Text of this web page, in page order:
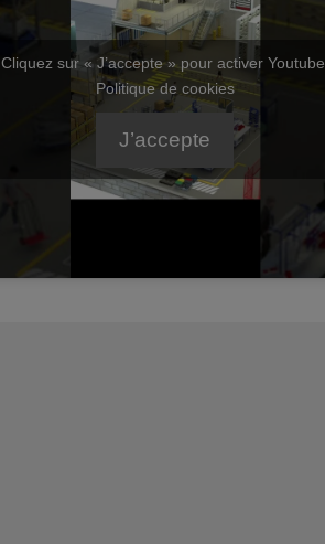
Cliquez sur « J’accepte » pour activer Youtube
Politique de cookies
J’accepte